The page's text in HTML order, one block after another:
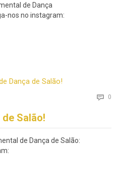
de Dança
nos no instagram:
 0
Salão!
de Dança de Salão: